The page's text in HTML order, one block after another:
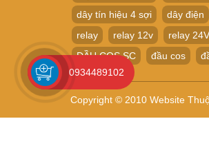
dây tín hiệu 4 sợi
dây điện
relay
relay 12v relay 24V
ĐẦU COS SC
đầu cos
Copyright © 2010 Website
0934489102